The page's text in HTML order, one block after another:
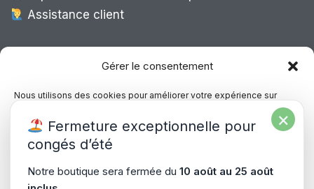
Gérer le consentement
Nous utilisons des cookies pour améliorer votre expérience sur
notre site, analyser le trafic et proposer des contenus personnalisés.
Vous pouvez accepter, refuser ou gérer vos préférences à tout
moment.
Assistance client
Expédition Europe
Livraison rapide dans toute l’Europe via
“ Mondial Relay
×
Fermeture exceptionnelle pour
congés d’été
Notre boutique sera fermée du 10 août au 25 août